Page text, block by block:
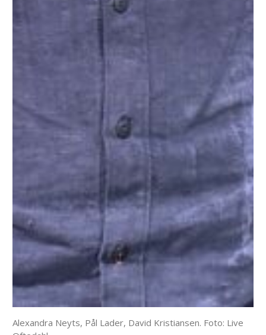
Alexandra Neyts, Pål Lader, David Kristiansen. Foto: Live